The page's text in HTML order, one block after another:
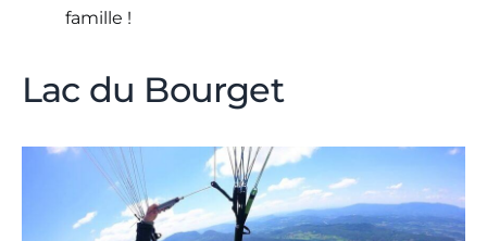
famille !
Lac du Bourget